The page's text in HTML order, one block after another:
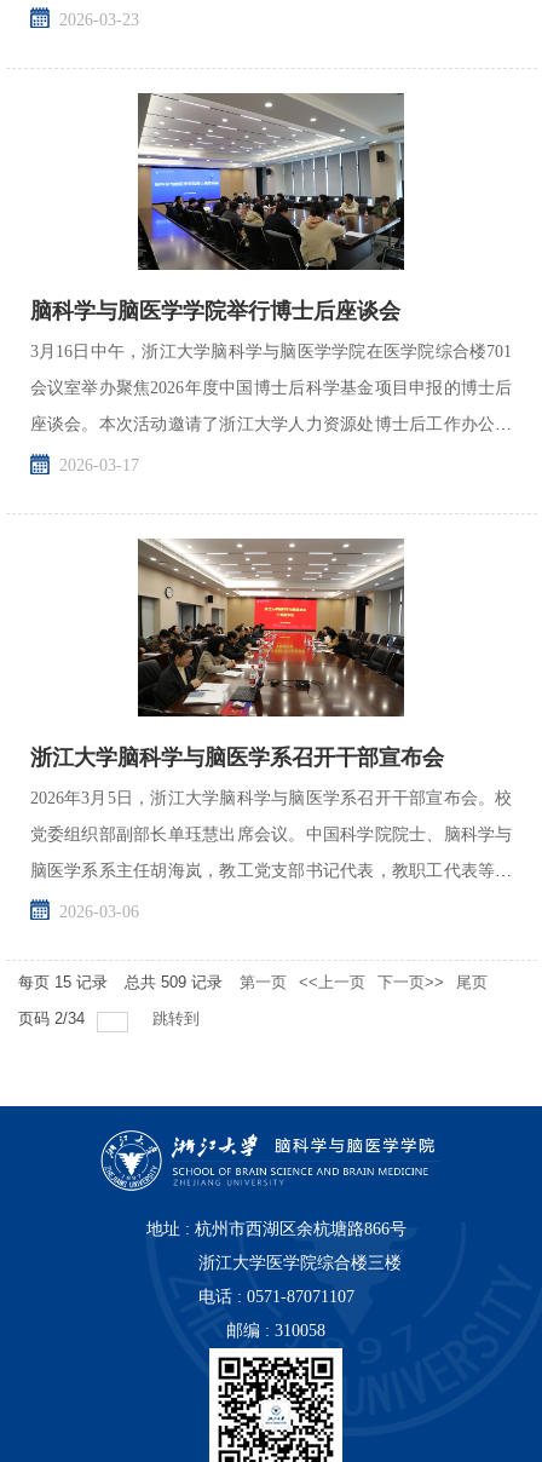
承办，30余名学子齐聚一堂，共探科研新知，活动由研博...
2026-03-23
脑科学与脑医学学院举行博士后座谈会
3月16日中午，浙江大学脑科学与脑医学学院在医学院综合楼701
会议室举办聚焦2026年度中国博士后科学基金项目申报的博士后
座谈会。本次活动邀请了浙江大学人力资源处博士后工作办公室
原主任赵雪珍副研究员和脑院包爱民教授作专题报告，为学...
2026-03-17
浙江大学脑科学与脑医学系召开干部宣布会
2026年3月5日，浙江大学脑科学与脑医学系召开干部宣布会。校
党委组织部副部长单珏慧出席会议。中国科学院院士、脑科学与
脑医学系系主任胡海岚，教工党支部书记代表，教职工代表等参
加会议。脑科学与脑医学系系党总支书记兼副系主任蒋笑莉...
2026-03-06
每页 15记录 总共 509记录 第一页 <<上一页 下一页>>
尾页
页码 2/34 跳转到
地址 : 杭州市西湖区余杭塘路866号
浙江大学医学院综合楼三楼
电话 : 0571-87071107
邮编 : 310058